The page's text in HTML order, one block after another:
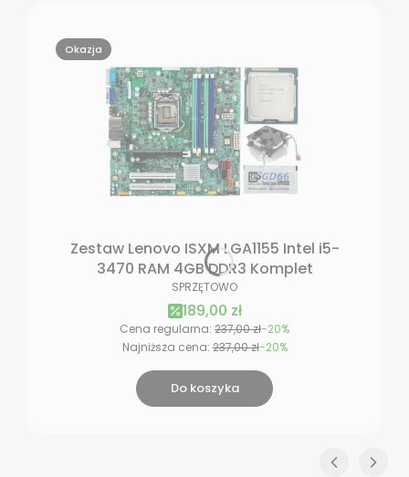
Okazja
Zestaw Lenovo ISXM LGA1155 Intel i5-
3470 RAM 4GB DDR3 Komplet
PRODUCENT
SPRZĘTOWO
Cena promocyjna
189,00 zł
Cena regularna: 237,00 zł-20%
Najniższa cena: 237,00 zł-20%
Do koszyka